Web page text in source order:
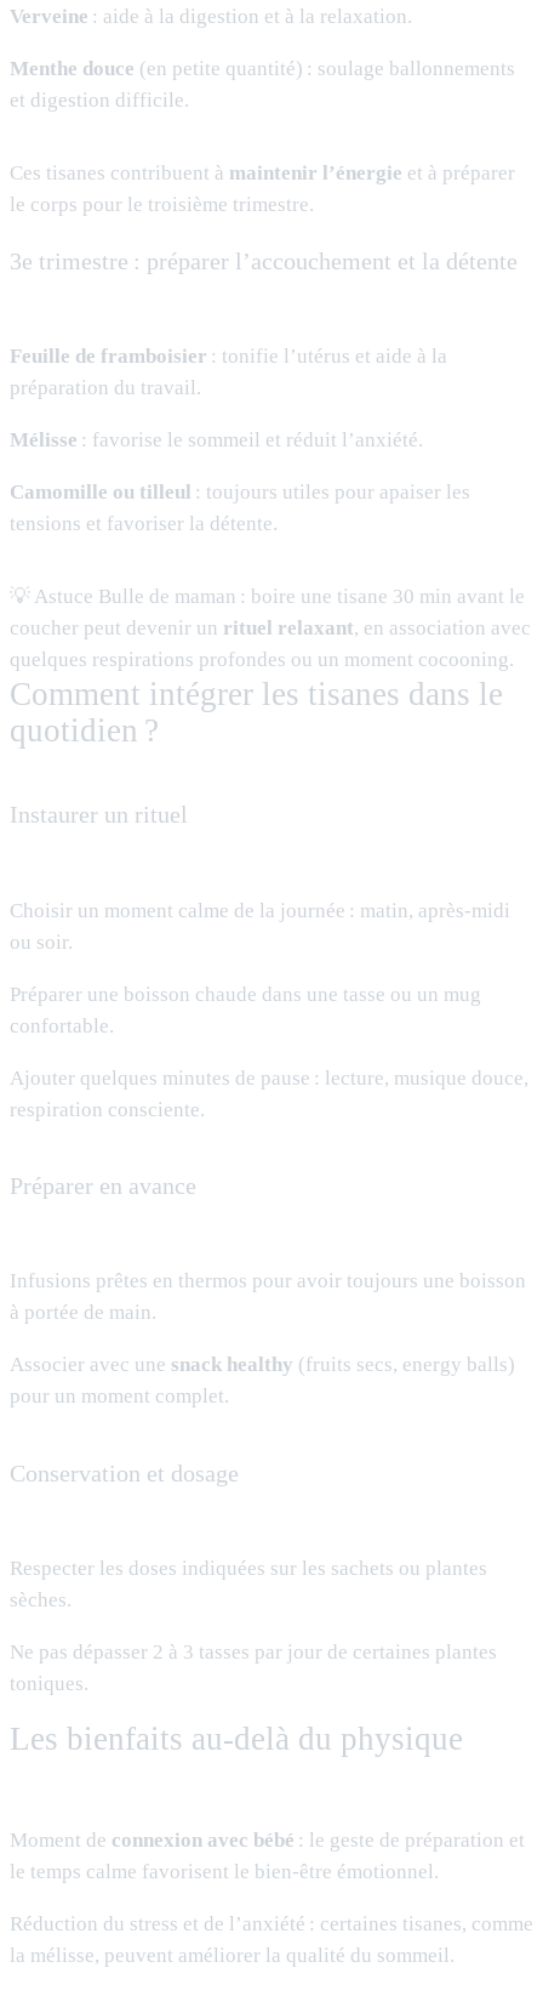
Verveine : aide à la digestion et à la relaxation.
Menthe douce (en petite quantité) : soulage ballonnements
et digestion difficile.
Ces tisanes contribuent à maintenir l’énergie et à préparer
le corps pour le troisième trimestre.
3e trimestre : préparer l’accouchement et la détente
Feuille de framboisier : tonifie l’utérus et aide à la
préparation du travail.
Mélisse : favorise le sommeil et réduit l’anxiété.
Camomille ou tilleul : toujours utiles pour apaiser les
tensions et favoriser la détente.
💡 Astuce Bulle de maman : boire une tisane 30 min avant le
coucher peut devenir un rituel relaxant, en association avec
quelques respirations profondes ou un moment cocooning.
Comment intégrer les tisanes dans le
quotidien ?
Instaurer un rituel
Choisir un moment calme de la journée : matin, après-midi
ou soir.
Préparer une boisson chaude dans une tasse ou un mug
confortable.
Ajouter quelques minutes de pause : lecture, musique douce,
respiration consciente.
Préparer en avance
Infusions prêtes en thermos pour avoir toujours une boisson
à portée de main.
Associer avec une snack healthy (fruits secs, energy balls)
pour un moment complet.
Conservation et dosage
Respecter les doses indiquées sur les sachets ou plantes
sèches.
Ne pas dépasser 2 à 3 tasses par jour de certaines plantes
toniques.
Les bienfaits au-delà du physique
Moment de connexion avec bébé : le geste de préparation et
le temps calme favorisent le bien-être émotionnel.
Réduction du stress et de l’anxiété : certaines tisanes, comme
la mélisse, peuvent améliorer la qualité du sommeil.